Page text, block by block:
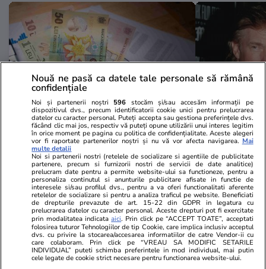
Libertateapentrufemei.ro
Atenție! Poți primi bani de la stat
dacă-ți îngrijești părinții, bunicii
sau pe cineva vârstnic din familie.
Acum s-a decis! Cum trebuie să
procedezi
Avantaje.ro
Dieta
oricine!
urmează
specialiști!
fiecare zi și
acestui stil
ȘTIRI ROMÂNIA
Nouă ne pasă ca datele tale personale să rămână
confidențiale
Noi și partenerii noștri 596 stocăm și/sau accesăm informații pe
dispozitivul dvs., precum identificatorii cookie unici pentru prelucrarea
datelor cu caracter personal. Puteți accepta sau gestiona preferințele dvs.
făcând clic mai jos, respectiv vă puteți opune utilizării unui interes legitim
în orice moment pe pagina cu politica de confidențialitate. Aceste alegeri
vor fi raportate partenerilor noștri și nu vă vor afecta navigarea. Mai
multe detalii
Noi si partenerii nostri (retelele de socializare si agentiile de publicitate
partenere, precum si furnizorii nostri de servicii de date analitice)
prelucram date pentru a permite website-ului sa functioneze, pentru a
personaliza continutul si anunturile publicitare afisate in functie de
interesele si/sau profilul dvs., pentru a va oferi functionalitati aferente
retelelor de socializare si pentru a analiza traficul pe website. Beneficiati
de drepturile prevazute de art. 15-22 din GDPR in legatura cu
prelucrarea datelor cu caracter personal. Aceste drepturi pot fi exercitate
prin modalitatea indicataaici. Prin click pe “ACCEPT TOATE”, acceptati
folosirea tuturor Tehnologiilor de tip Cookie, care implica inclusiv acceptul
dvs. cu privire la stocarea/accesarea informatiilor de catre Vendor-ii cu
care colaboram. Prin click pe “VREAU SA MODIFIC SETARILE
INDIVIDUAL” puteti schimba preferintele in mod individual, mai putin
cele legate de cookie strict necesare pentru functionarea website-ului.